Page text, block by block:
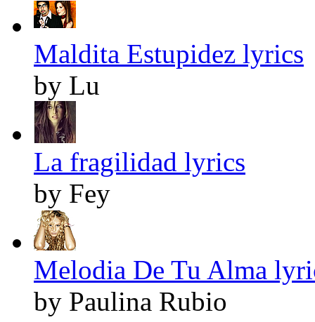
Maldita Estupidez lyrics
by Lu
La fragilidad lyrics
by Fey
Melodia De Tu Alma
by Paulina Rubio